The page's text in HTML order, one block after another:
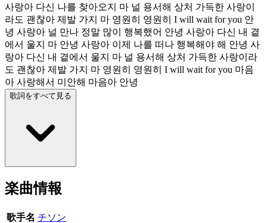
사랑아 다신 나를 찾아오지 마 널 용서해 상처 가득한 사랑이
라도 괜찮아 제발 가지 마 영원히 영원히 I will wait for you 안
녕 사랑아 널 만나 정말 많이 행복했어 안녕 사랑아 다신 내 곁
에서 울지 마 안녕 사랑아 이제 나를 떠나 행복해야 해 안녕 사
랑아 다신 내 곁에서 울지 마 널 용서해 상처 가득한 사랑이라
도 괜찮아 제발 가지 마 영원히 영원히 I will wait for you 마음
아 사랑해서 미안해 마음아 안녕
歌詞をすべて見る
楽曲情報
歌手名 チソン